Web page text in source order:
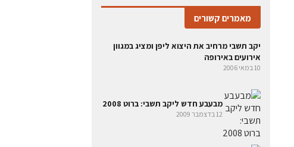
מאמרים קשורים
יקב תשבי מרחיב את היצוא ליפן ומציג במגוון
אירועים באירופה
10 במאי 2006
מבעבע חדש ליקב תשבי: ברוט 2008
12 בדצמבר 2009